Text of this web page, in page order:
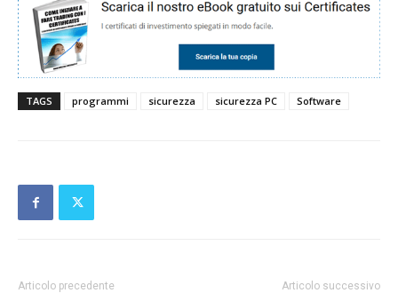
TAGS programmi sicurezza sicurezza PC Software
Articolo precedente Articolo successivo